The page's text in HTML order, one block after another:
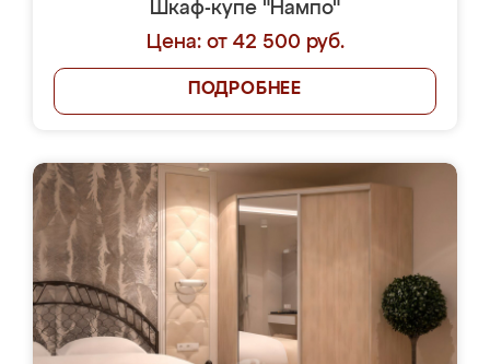
Шкаф-купе "Нампо"
Цена: от 42 500 руб.
ПОДРОБНЕЕ